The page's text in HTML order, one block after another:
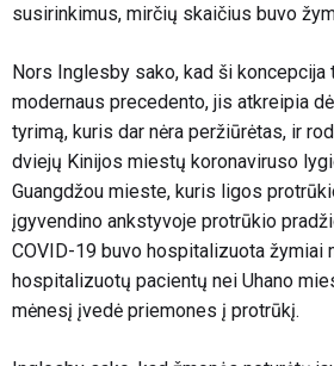
susirinkimus, mirčių skaičius buvo
Nors Inglesby sako, kad ši koncepcija
modernaus precedento, jis atkreipia
tyrimą, kuris dar nėra peržiūrėtas, ir
dviejų Kinijos miestų koronaviruso
Guangdžou mieste, kuris ligos
įgyvendino ankstyvoje protrūkio
COVID-19 buvo hospitalizuota žymiai
hospitalizuotų pacientų nei Uhano
mėnesį įvedė priemones į protrūkį.